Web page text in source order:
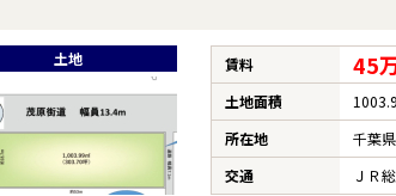
土地 賃料 45
土地面積
所在地
千葉
交通
ＪＲ